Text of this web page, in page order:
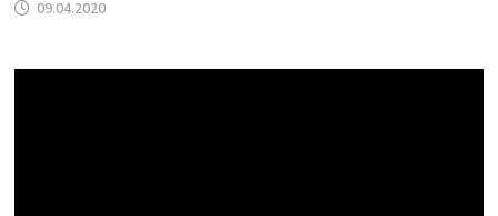
09.04.2020